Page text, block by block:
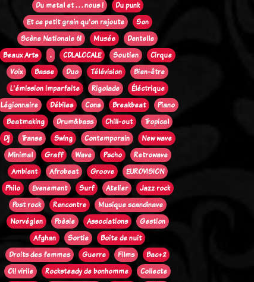
Du metal et . . . nous !
Du punk
Et ce petit grain qu'on rajoute
Son
Scène Nationale 61
Musée
Dentelle
Beaux Arts
. CDLALOCALE Soutien
Cirque
Voix
Basse Duo Télévision
Bien-être
L'émission imparfaite
Rigolade
Éléctrique
Légionnaire
Débiles Cons Breakbeat
Piano
Beatmaking
Drum&bass Chill-out
Tropical
Dj
Transe Swing Contemporain
New wave
Minimal
Graff Wave Pscho
Retrowave
Ambient
Afrobeat Groove
EUROVISION
Philo
Evenement Surf Atelier
Jazz rock
Post rock
Rencontre
Musique scandinave
Norvégien
Poèsie Associations
Gestion
Afghan
Sortie
Boite de nuit
Droits des femmes
Guerre Films
Bac+2
Oi! virile
Rocksteady de bonhomme
Collecte